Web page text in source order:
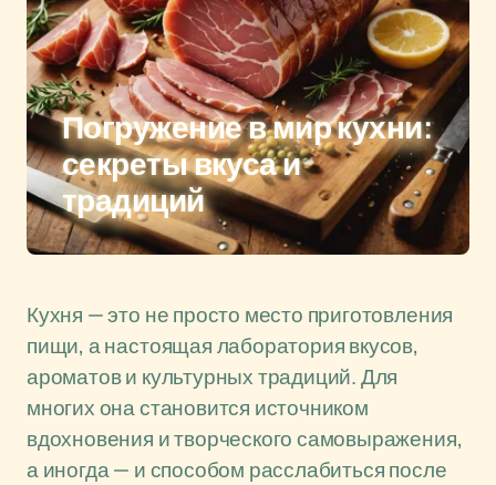
Погружение в мир кухни:
секреты вкуса и
традиций
Кухня — это не просто место приготовления
пищи, а настоящая лаборатория вкусов,
ароматов и культурных традиций. Для
многих она становится источником
вдохновения и творческого самовыражения,
а иногда — и способом расслабиться после